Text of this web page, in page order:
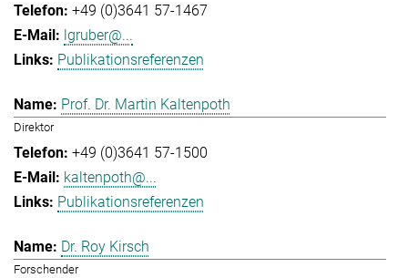
+49 (0)3641 57-1467
lgruber@...
Publikationsreferenzen
Prof. Dr. Martin Kaltenpoth
Direktor
+49 (0)3641 57-1500
kaltenpoth@...
Publikationsreferenzen
Dr. Roy Kirsch
Forschender